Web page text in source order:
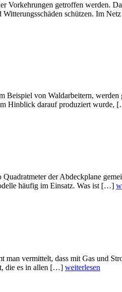
Vorkehrungen getroffen werden.
Witterungsschäden schützen. Im
Beispiel von Waldarbeitern,
im Hinblick darauf produziert wurde,
der Abdeckplane
häufig im Einsatz. Was ist […]
vermittelt, dass mit Gas und
die es in allen […] weiterlesen